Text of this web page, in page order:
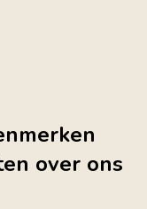
over ons